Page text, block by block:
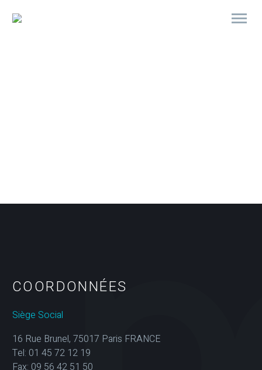
COORDONNÉES
Siège Social
16 Rue Brunel, 75017 Paris FRANCE
Tel: 01 45 72 12 19